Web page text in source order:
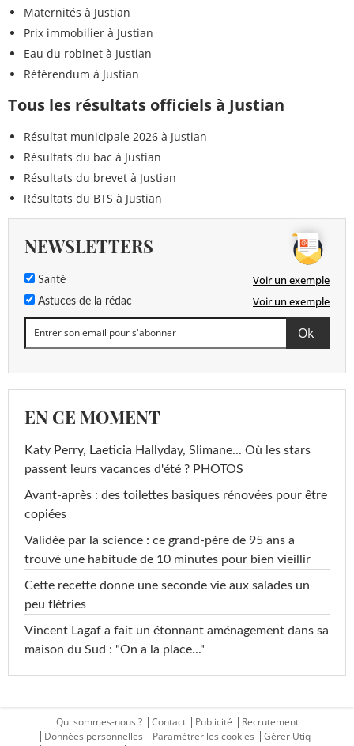
Maternités à Justian
Prix immobilier à Justian
Eau du robinet à Justian
Référendum à Justian
Tous les résultats officiels à Justian
Résultat municipale 2026 à Justian
Résultats du bac à Justian
Résultats du brevet à Justian
Résultats du BTS à Justian
NEWSLETTERS
Santé Voir un exemple
Astuces de la rédac Voir un exemple
EN CE MOMENT
Katy Perry, Laeticia Hallyday, Slimane... Où les stars
passent leurs vacances d'été ? PHOTOS
Avant-après : des toilettes basiques rénovées pour être
copiées
Validée par la science : ce grand-père de 95 ans a
trouvé une habitude de 10 minutes pour bien vieillir
Cette recette donne une seconde vie aux salades un
peu flétries
Vincent Lagaf a fait un étonnant aménagement dans sa
maison du Sud : "On a la place..."
Qui sommes-nous ? Contact Publicité
Recrutement
Données personnelles
Paramétrer les cookies
Gérer Utiq